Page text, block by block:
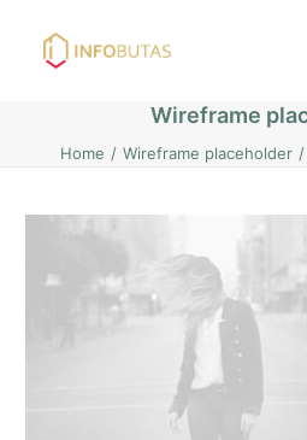
Pradžia
Butai
Namai / Kotedžai
Wireframe
Home Wireframe placeholder